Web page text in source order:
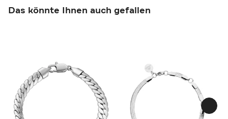
Das könnte Ihnen auch gefallen